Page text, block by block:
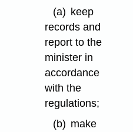
(a) keep
records and
report to the
minister in
accordance
with the
regulations;
(b) make